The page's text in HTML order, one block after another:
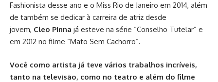
Fashionista desse ano e o Miss Rio de Janeiro em 2014, além
de também se dedicar à carreira de atriz desde
jovem, Cleo Pinna já esteve na série “Conselho Tutelar” e
em 2012 no filme “Mato Sem Cachorro”.
Você como artista já teve vários trabalhos incríveis,
tanto na televisão, como no teatro e além do filme